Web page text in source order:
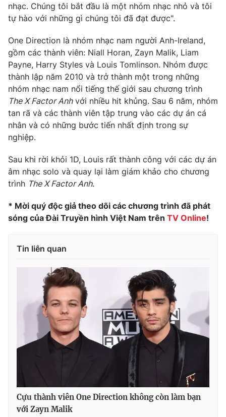
Video Shorts video
VTV Money VTV Thể thao
VTV Sức khoẻ Bất động sản
Thị trường 24h Tấm lòng Việt
VTV4 Vươn mình bằng AI
VTV9 VTV8
Liên hệ tòa soạn
Theo dõi báo trên
Cơ quan chủ quản:Đài Truyền hình Việt Nam
Cơ quan báo chí:Thời báo VTV
Giấy phép hoạt động báo in và báo điện tử số 483/GP-BTTTT
Nguyễn Thị Mỹ Hạnh, Phạm Quốc Thắng,
Nguyễn Trọng Ninh
Tổng đài VTV:024.38 355 931 - 024.38 355 932
nhạc. Chúng tôi bắt đầu là một nhóm nhạc nhỏ và tôi
tự hào với những gì chúng tôi đã đạt được".
One Direction là nhóm nhạc nam người Anh-Ireland,
gồm các thành viên: Niall Horan, Zayn Malik, Liam
Payne, Harry Styles và Louis Tomlinson. Nhóm được
thành lập năm 2010 và trở thành một trong những
nhóm nhạc nam nổi tiếng thế giới sau chương trình
The X Factor Anhvới nhiều hit khủng. Sau 6 năm, nhóm
tan rã và các thành viên tập trung vào các dự án cá
nhân và có những bước tiến nhất định trong sự
nghiệp.
Sau khi rời khỏi 1D, Louis rất thành công với các dự án
âm nhạc solo và quay lại làm giám khảo cho chương
trình The X Factor Anh.
* Mời quý độc giả theo dõi các chương trình đã phát
sóng của Đài Truyền hình Việt Nam trên TV Online!
Tin liên quan
Cựu thành viên One Direction không còn làm bạn
với Zayn Malik